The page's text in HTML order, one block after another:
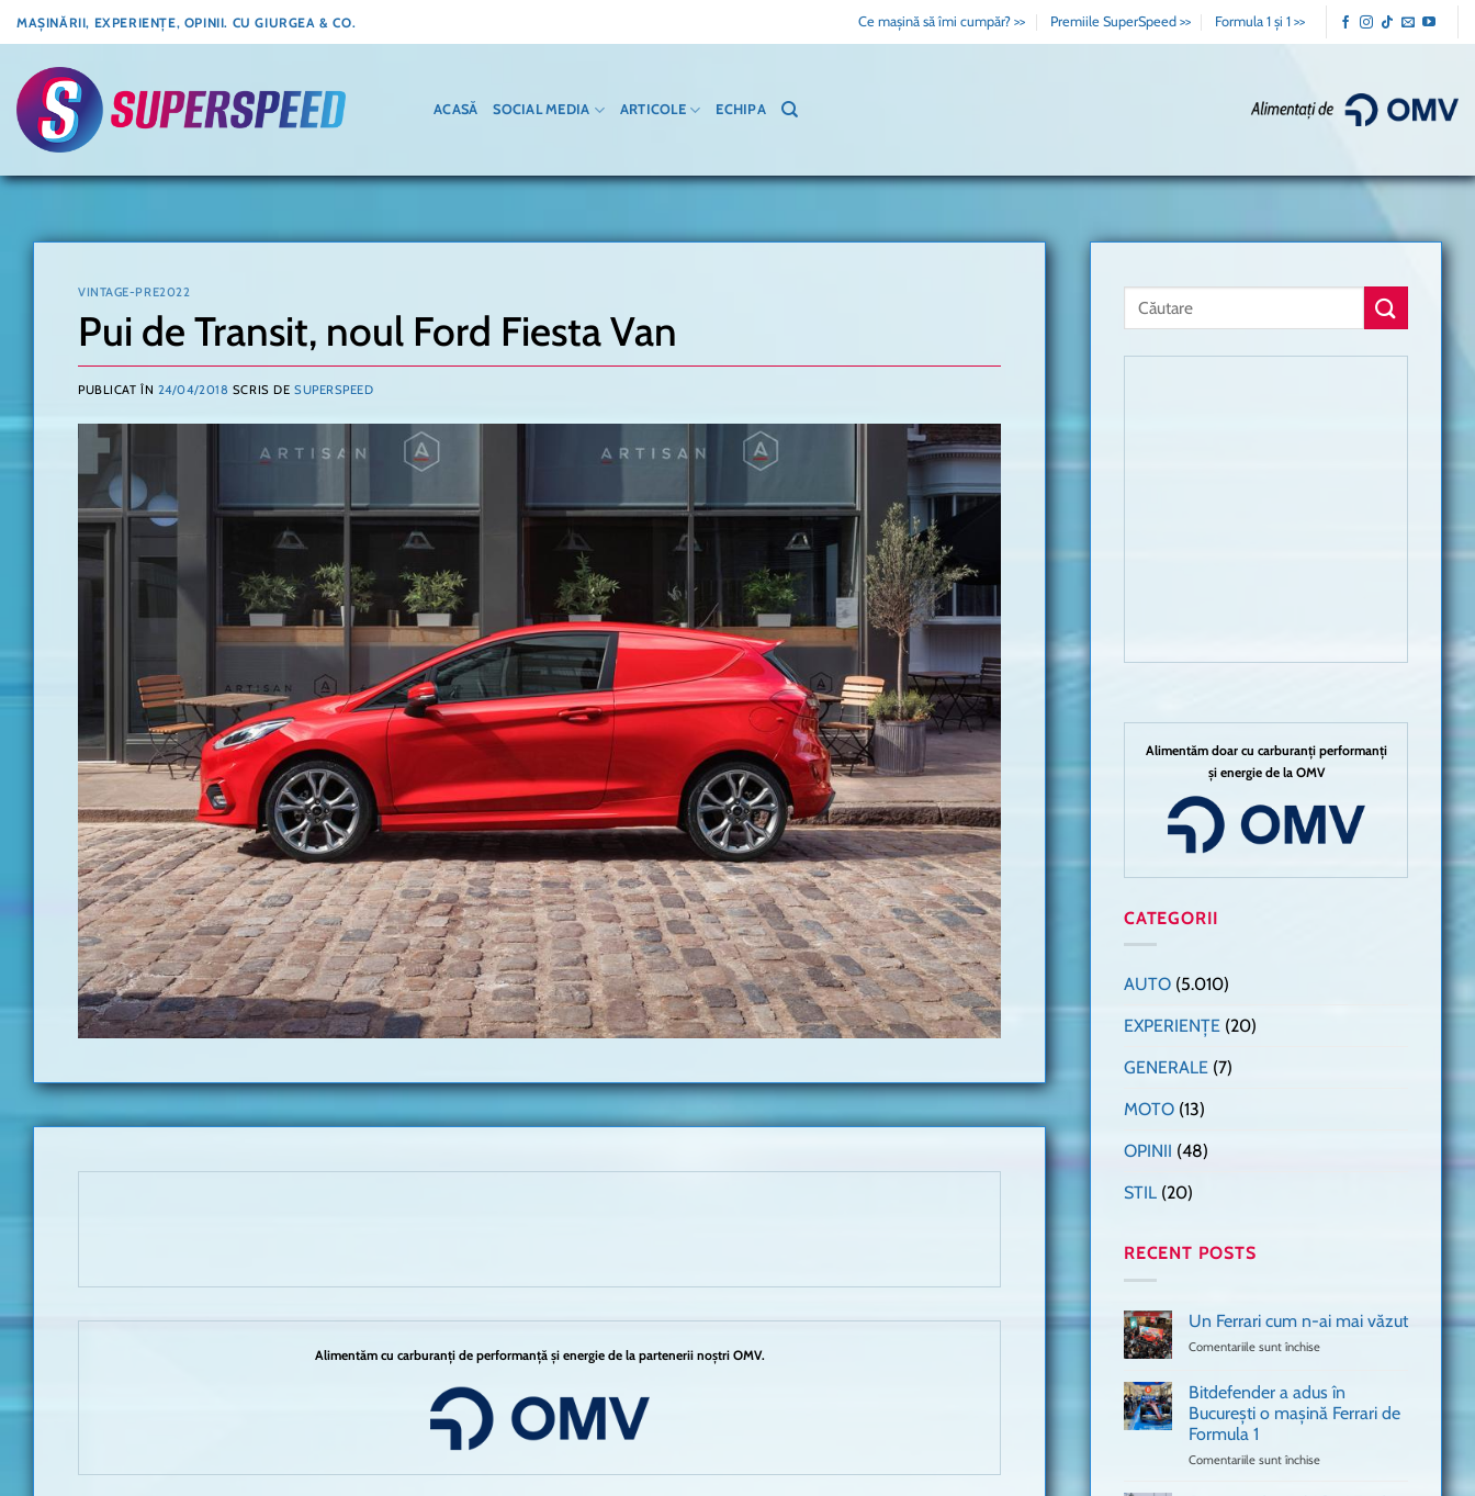
Skip
to
content
MAȘINĂRII, EXPERIENȚE, OPINII. CU GIURGEA & CO. Ce mașină să îmi cumpăr? >> Premiile SuperSpeed >> Formula 1 și 1 >>
ACASĂ SOCIAL MEDIA ARTICOLE ECHIPA
VINTAGE-PRE2022
Pui de Transit, noul Ford Fiesta Van
PUBLICAT ÎN 24/04/2018 SCRIS DE SUPERSPEED
Alimentăm cu carburanți de performanță și energie de la partenerii noștri OMV.
Alimentăm doar cu carburanți performanți
și energie de la OMV
CATEGORII
AUTO (5.010)
EXPERIENȚE (20)
GENERALE (7)
MOTO (13)
OPINII (48)
STIL (20)
RECENT POSTS
Un Ferrari cum n-ai mai văzut
Comentariile sunt închise
Ferrari
cum
n-
Bitdefender a adus în
București o mașină Ferrari de
Formula 1
Comentariile sunt închise